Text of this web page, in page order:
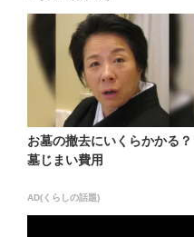
お墓の撤去にいくらかかる？
墓じまい費用
AD(くらしの話題)